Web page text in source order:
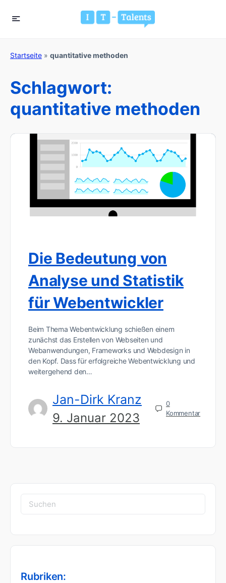
Startseite » quantitative methoden
Schlagwort:
quantitative methoden
Die Bedeutung von
Analyse und Statistik
für Webentwickler
Beim Thema Webentwicklung schießen einem
zunächst das Erstellen von Webseiten und
Webanwendungen, Frameworks und Webdesign in
den Kopf. Dass für erfolgreiche Webentwicklung und
weitergehend den…
Jan-Dirk Kranz
9. Januar 2023
0
Kommentar
Suchen
nach:
Rubriken: